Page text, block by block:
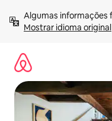
para
Mostrar idioma original